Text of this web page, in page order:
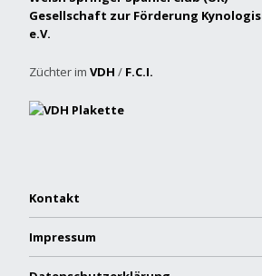
Gesellschaft zur Förderung
e.V.
Züchter im VDH / F.C.I.
Kontakt
Impressum